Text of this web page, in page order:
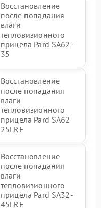
Восстановление
после попадания
влаги
тепловизионного
прицела Pard SA62-
35
Восстановление
после попадания
влаги
тепловизионного
прицела Pard SA62
25LRF
Восстановление
после попадания
влаги
тепловизионного
прицела Pard SA32-
45LRF